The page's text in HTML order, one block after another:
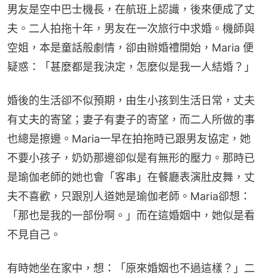
男友是空中巴士機長，在航班上認識，後來便成了丈
夫。二人拍拖十年，男友在一次旅行中求婚。機師與
空姐，本是童話般劇情，卻由辦婚禮開始，Maria 便
疑惑：「甚麼都是我決定，怎麼似是我一人結婚？」
婚後的生活卻不似預期，由生小孩到生活日常，丈夫
有丈夫的寄望；妻子有妻子的寄望，而二人所做的事
也總是擦邊。Maria一早在拍拖時已跟男友協定，她
不要小孩子，奶奶那邊卻似是有無形的壓力。那時已
是瑜伽老師的她也會「客串」在餐廳表演肚皮舞，丈
夫不喜歡，只跟別人道她是瑜伽老師。Maria卻想：
「那也是我的一部份啊。」而在這婚姻中，她似是看
不見自己。
有時她坐在家中，想：「原來婚姻也不過這樣？」二